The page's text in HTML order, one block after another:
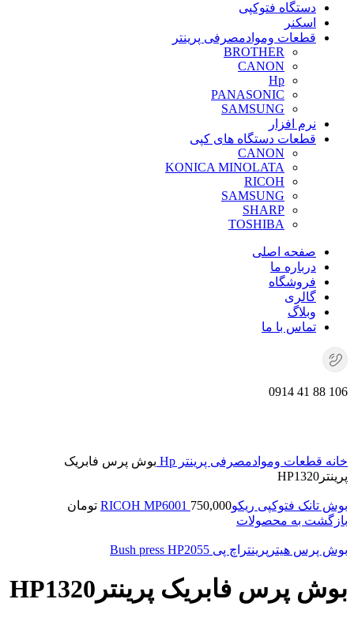
دستگاه فتوکپی
اسکنر
قطعات وموادمصرفی پرینتر
BROTHER
CANON
Hp
PANASONIC
SAMSUNG
نرم افزار
قطعات دستگاه های کپی
CANON
KONICA MINOLATA
RICOH
SAMSUNG
SHARP
TOSHIBA
صفحه اصلی
درباره ما
فروشگاه
گالری
وبلاگ
تماس با ما
106 88 41 0914
خانه قطعات وموادمصرفی پرینتر Hp بوش پرس فابریک
پرینترHP1320
بوش تانک فتوکپی ریکوRICOH MP6001750,000
تومان
بازگشت به محصولات
بوش پرس هیترپرینتراچ پی Bush press HP2055
بوش پرس فابریک پرینترHP1320